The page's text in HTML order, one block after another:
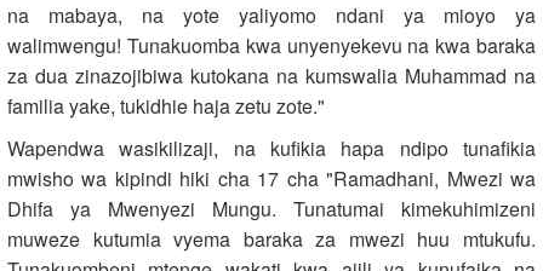
na mabaya, na yote yaliyomo ndani ya mioyo ya
walimwengu! Tunakuomba kwa unyenyekevu na kwa baraka
za dua zinazojibiwa kutokana na kumswalia Muhammad na
familia yake, tukidhie haja zetu zote."
Wapendwa wasikilizaji, na kufikia hapa ndipo tunafikia
mwisho wa kipindi hiki cha 17 cha "Ramadhani, Mwezi wa
Dhifa ya Mwenyezi Mungu. Tunatumai kimekuhimizeni
muweze kutumia vyema baraka za mwezi huu mtukufu.